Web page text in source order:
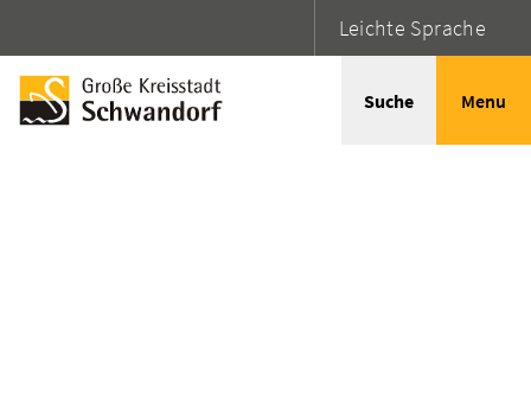
Leichte Sprache
Suche Menu